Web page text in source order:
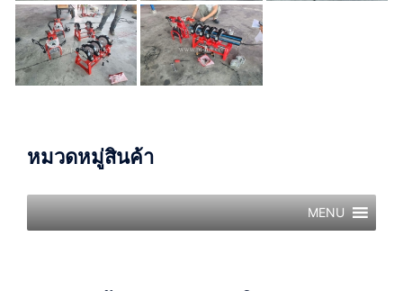
หมวดหมู่สินค้า
MENU